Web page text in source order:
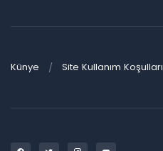
Künye Site Kullanım Koşulları